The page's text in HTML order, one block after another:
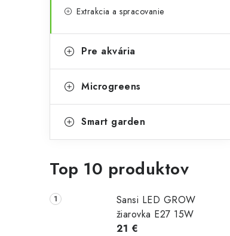
Extrakcia a spracovanie
Pre akvária
Microgreens
Smart garden
Top 10 produktov
Sansi LED GROW
žiarovka E27 15W
21 €